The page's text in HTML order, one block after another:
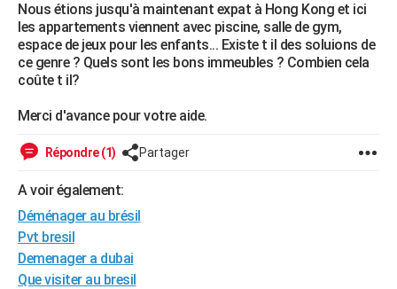
Destinations
City break
Voyage nature
Voyage de noces
Forum
Climat
+PHOTO
GUIDES D'ACHAT
Carte de Noël
Carte Bonne année
Carte Saint-Valentin
Carte Pâques
Carte d'anniversaire
Dictionnaire
Biographies
Expressions
Proverbes
COPAINS D'AVANT
S'inscrire
Se connecter
Lycées
Collèges
Primaires
Universités
Entreprises
Service militaire
Avis de recherche
AVIS DE DÉCÈS
Nous étions jusqu'à maintenant expat à Hong Kong et ici
les appartements viennent avec piscine, salle de gym,
espace de jeux pour les enfants... Existe t il des soluions de
ce genre ? Quels sont les bons immeubles ? Combien cela
coûte t il?
Merci d'avance pour votre aide.
Répondre (1) Partager
A voir également:
Déménager au brésil
Pvt bresil
Demenager a dubai
Que visiter au bresil